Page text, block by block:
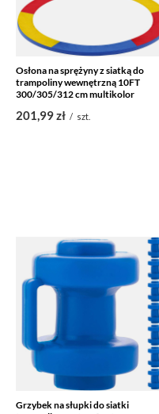
Osłona na sprężyny z siatką do
trampoliny wewnętrzną 10FT
300/305/312 cm multikolor
201,99 zł / szt.
Grzybek na słupki do siatki